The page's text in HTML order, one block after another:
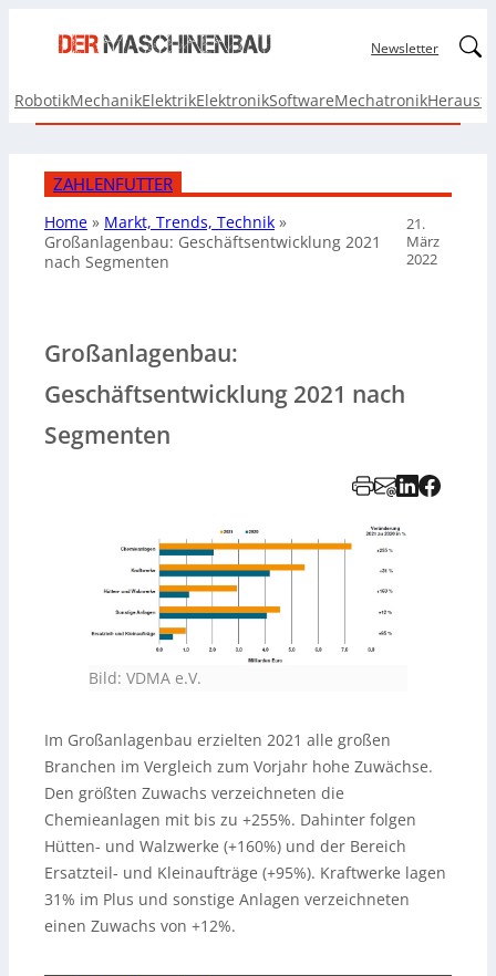
Newsletter
RobotikMechanikElektrikElektronikSoftwareMechatronik
ZAHLENFUTTER
Home » Markt, Trends, Technik »
Großanlagenbau: Geschäftsentwicklung 2021
nach Segmenten
21.
März
2022
Großanlagenbau:
Geschäftsentwicklung 2021 nach
Segmenten
Bild: VDMA e.V.
Im Großanlagenbau erzielten 2021 alle großen
Branchen im Vergleich zum Vorjahr hohe Zuwächse.
Den größten Zuwachs verzeichneten die
Chemieanlagen mit bis zu +255%. Dahinter folgen
Hütten- und Walzwerke (+160%) und der Bereich
Ersatzteil- und Kleinaufträge (+95%). Kraftwerke lagen
31% im Plus und sonstige Anlagen verzeichneten
einen Zuwachs von +12%.